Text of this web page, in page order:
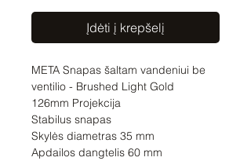
Įdėti į krepšelį
META Snapas šaltam vandeniui be
ventilio - Brushed Light Gold
126mm Projekcija
Stabilus snapas
Skylės diametras 35 mm
Apdailos dangtelis 60 mm